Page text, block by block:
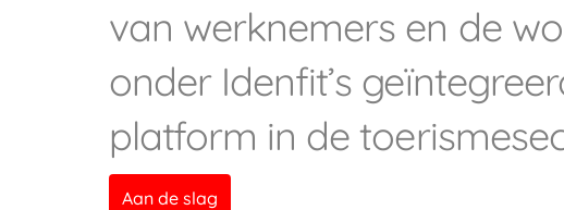
van werknemers en de
onder Idenfit’s
platform in de
Aan de slag